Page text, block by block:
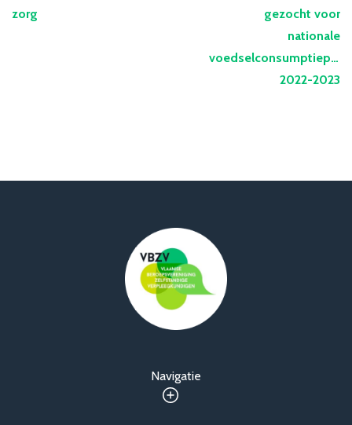
zorg
gezocht voor
nationale
2022-2023
Navigatie